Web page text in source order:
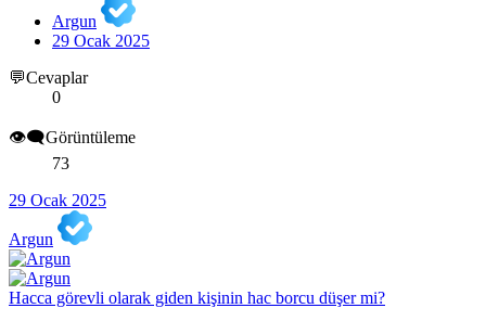
Argun
29 Ocak 2025
💬Cevaplar
0
👁️‍🗨️Görüntüleme
73
29 Ocak 2025
Argun
Hacca görevli olarak giden kişinin hac borcu düşer mi?